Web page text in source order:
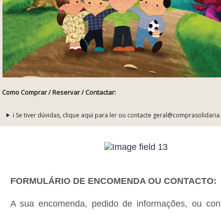
Como Comprar / Reservar / Contactar:
ℹ️ Se tiver dúvidas, clique aqui para ler ou contacte